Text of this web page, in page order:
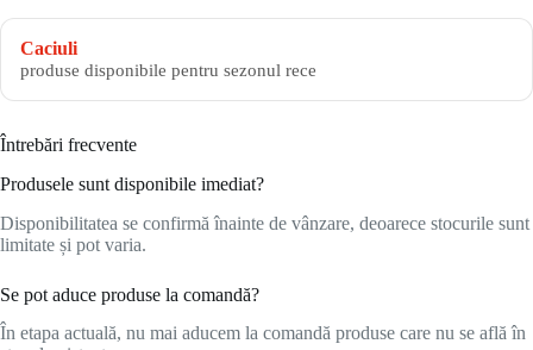
Caciuli
produse disponibile pentru sezonul rece
Întrebări frecvente
Produsele sunt disponibile imediat?
Disponibilitatea se confirmă înainte de vânzare, deoarece stocurile sunt
limitate și pot varia.
Se pot aduce produse la comandă?
În etapa actuală, nu mai aducem la comandă produse care nu se află în